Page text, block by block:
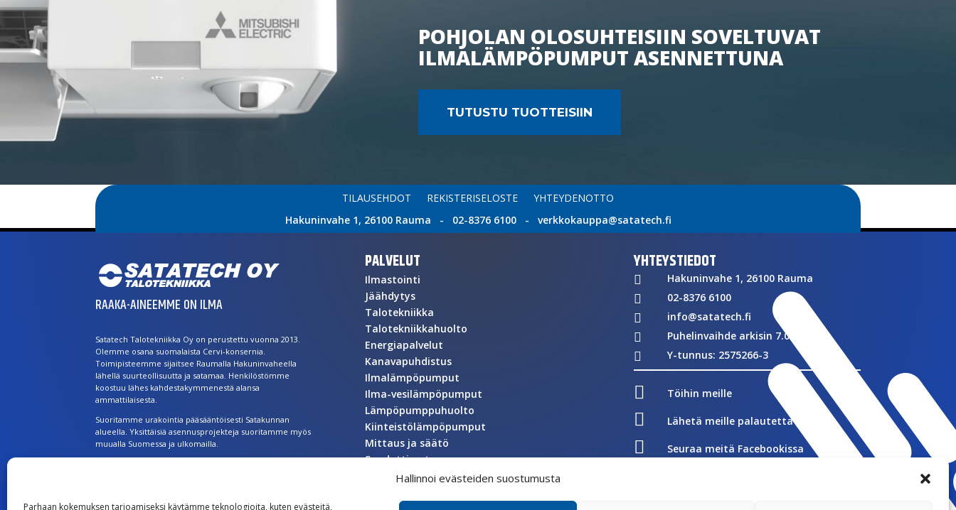
Hallinnoi evästeiden suostumusta
Parhaan kokemuksen tarjoamiseksi käytämme teknologioita, kuten evästeitä,
POHJOLAN OLOSUHTEISIIN SOVELTUVAT
ILMALÄMPÖPUMPUT ASENNETTUNA
TUTUSTU TUOTTEISIIN
TILAUSEHDOT REKISTERISELOSTE
YHTEYDENOTTO
Hakuninvahe 1, 26100 Rauma - 02-8376 6100 - verkkokauppa@satatech.fi
RAAKA-AINEEMME ON ILMA
Satatech Talotekniikka Oy on perustettu vuonna 2013.
Olemme osana suomalaista Cervi-konsernia.
Toimipisteemme sijaitsee Raumalla Hakuninvaheella
lähellä suurteollisuutta ja satamaa. Henkilöstömme
koostuu lähes kahdestakymmenestä alansa
ammattilaisesta.
Suoritamme urakointia pääsääntöisesti Satakunnan
alueella. Yksittäisiä asennusprojekteja suoritamme myös
muualla Suomessa ja ulkomailla.
PALVELUT
Ilmastointi
Jäähdytys
Talotekniikka
Talotekniikkahuolto
Energiapalvelut
Kanavapuhdistus
Ilmalämpöpumput
Ilma-vesilämpöpumput
Lämpöpumppuhuolto
Kiinteistölämpöpumput
Mittaus ja säätö
Suodattimet
Asuntoilmanvaihto
YHTEYSTIEDOT
 Hakuninvahe 1, 26100 Rauma
 02-8376 6100
 info@satatech.fi
 Puhelinvaihde arkisin 7.00-16.00
 Y-tunnus: 2575266-3
 Töihin meille
 Lähetä meille palautetta
 Seuraa meitä Facebookissa